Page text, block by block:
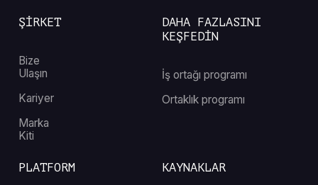
ŞİRKET
Bize
Ulaşın
Kariyer
Marka
Kiti
KAYNAKLAR
DAHA FAZLASINI
KEŞFEDİN
İş ortağı programı
Ortaklık programı
PLATFORM